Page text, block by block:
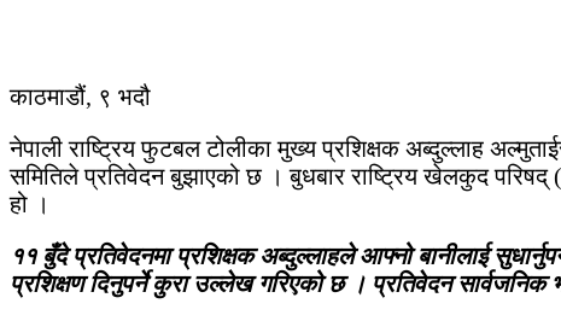
काठमाडौं, ९ भदौ
नेपाली राष्ट्रिय फुटबल टोलीका मुख्य प्रशिक्षक अब्दुल्लाह
समितिले प्रतिवेदन बुझाएको छ । बुधबार राष्ट्रिय खेलकुद
हो ।
११ बुँदे प्रतिवेदनमा प्रशिक्षक अब्दुल्लाहले आफ्नो बानीलाई
प्रशिक्षण दिनुपर्ने कुरा उल्लेख गरिएको छ । प्रतिवेदन